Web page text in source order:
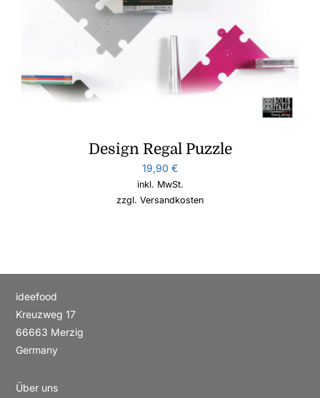
Design Regal Puzzle
19,90 €
inkl. MwSt.
zzgl. Versandkosten
ideefood
Kreuzweg 17
66663 Merzig
Germany
Über uns